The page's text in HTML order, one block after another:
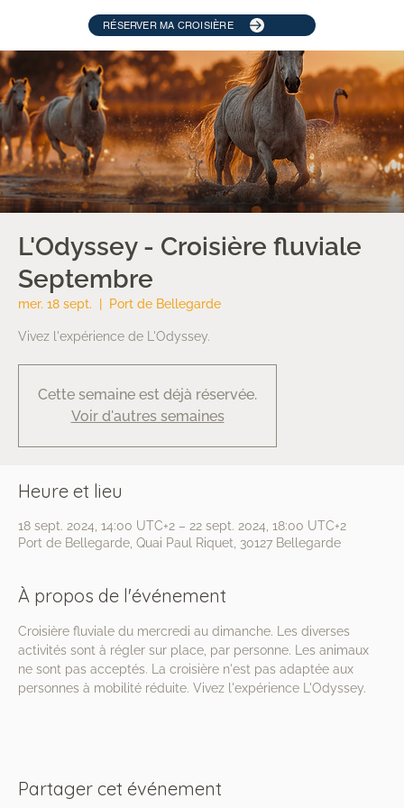
RÉSERVER MA CROISIÈRE
L'Odyssey - Croisière fluviale
Septembre
mer. 18 sept. Port de Bellegarde
Vivez l'expérience de L'Odyssey.
Cette semaine est déjà réservée.
Voir d'autres semaines
Heure et lieu
18 sept. 2024, 14:00 UTC+2 – 22 sept. 2024, 18:00 UTC+2
Port de Bellegarde, Quai Paul Riquet, 30127 Bellegarde
À propos de l'événement
Croisière fluviale du mercredi au dimanche. Les diverses
activités sont à régler sur place, par personne. Les animaux
ne sont pas acceptés. La croisière n'est pas adaptée aux
personnes à mobilité réduite. Vivez l'expérience L'Odyssey.
Partager cet événement